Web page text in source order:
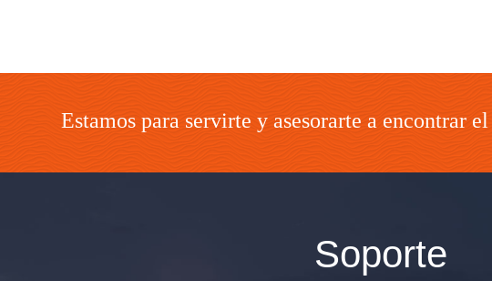
Estamos para servirte y asesorarte a encontrar
Soporte